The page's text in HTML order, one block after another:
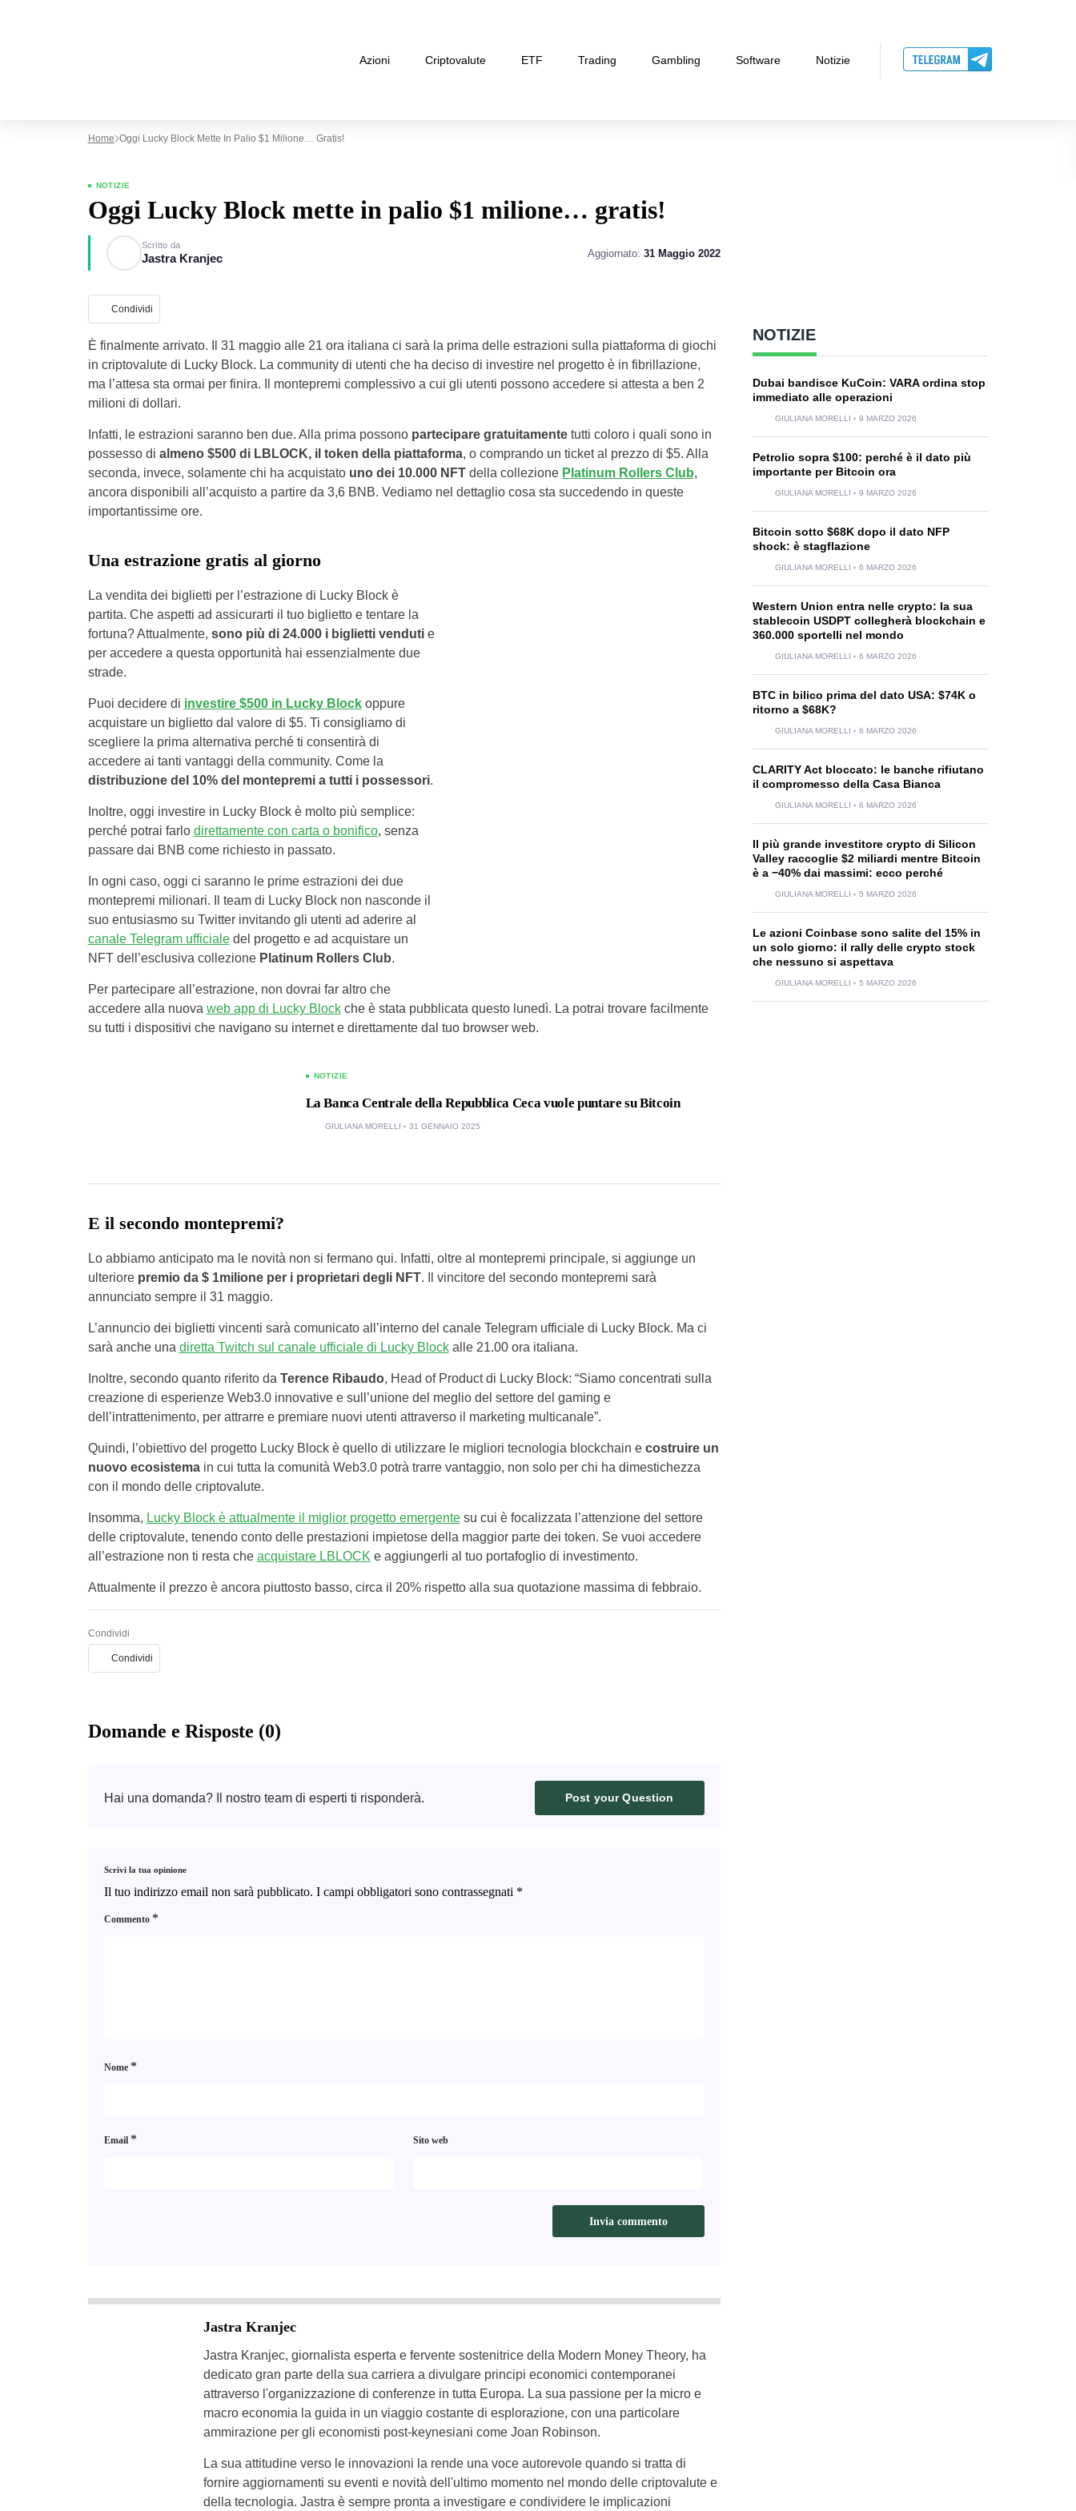
Azioni Criptovalute ETF Trading Gambling Software Notizie
Home Oggi Lucky Block Mette In Palio $1 Milione… Gratis!
NOTIZIE
Oggi Lucky Block mette in palio $1 milione… gratis!
Scritto da
Jastra Kranjec Aggiornato: 31 Maggio 2022
Condividi
È finalmente arrivato. Il 31 maggio alle 21 ora italiana ci sarà la prima delle estrazioni sulla piattaforma di giochi
in criptovalute di Lucky Block. La community di utenti che ha deciso di investire nel progetto è in fibrillazione,
ma l’attesa sta ormai per finira. Il montepremi complessivo a cui gli utenti possono accedere si attesta a ben 2
milioni di dollari.
Infatti, le estrazioni saranno ben due. Alla prima possono partecipare gratuitamentetutti coloro i quali sono in
possesso di almeno $500 di LBLOCK, il token della piattaforma, o comprando un ticket al prezzo di $5. Alla
seconda, invece, solamente chi ha acquistato uno dei 10.000 NFTdella collezione Platinum Rollers Club,
ancora disponibili all’acquisto a partire da 3,6 BNB. Vediamo nel dettaglio cosa sta succedendo in queste
importantissime ore.
Una estrazione gratis al giorno
La vendita dei biglietti per l’estrazione di Lucky Block è
partita. Che aspetti ad assicurarti il tuo biglietto e tentare la
fortuna? Attualmente, sono più di 24.000 i biglietti venduti e
per accedere a questa opportunità hai essenzialmente due
strade.
Puoi decidere di investire $500 in Lucky Blockoppure
acquistare un biglietto dal valore di $5. Ti consigliamo di
scegliere la prima alternativa perché ti consentirà di
accedere ai tanti vantaggi della community. Come la
distribuzione del 10% del montepremi a tutti i possessori.
Inoltre, oggi investire in Lucky Block è molto più semplice:
perché potrai farlo direttamente con carta o bonifico, senza
passare dai BNB come richiesto in passato.
In ogni caso, oggi ci saranno le prime estrazioni dei due
montepremi milionari. Il team di Lucky Block non nasconde il
suo entusiasmo su Twitter invitando gli utenti ad aderire al
canale Telegram ufficialedel progetto e ad acquistare un
NFT dell’esclusiva collezione Platinum Rollers Club.
Per partecipare all’estrazione, non dovrai far altro che
accedere alla nuova web app di Lucky Blockche è stata pubblicata questo lunedì. La potrai trovare facilmente
su tutti i dispositivi che navigano su internet e direttamente dal tuo browser web.
NOTIZIE
La Banca Centrale della Repubblica Ceca vuole puntare su Bitcoin
GIULIANA MORELLI 31 GENNAIO 2025
E il secondo montepremi?
Lo abbiamo anticipato ma le novità non si fermano qui. Infatti, oltre al montepremi principale, si aggiunge un
ulteriore premio da $ 1milione per i proprietari degli NFT. Il vincitore del secondo montepremi sarà
annunciato sempre il 31 maggio.
L’annuncio dei biglietti vincenti sarà comunicato all’interno del canale Telegram ufficiale di Lucky Block. Ma ci
sarà anche una diretta Twitch sul canale ufficiale di Lucky Blockalle 21.00 ora italiana.
Inoltre, secondo quanto riferito da Terence Ribaudo, Head of Product di Lucky Block: “Siamo concentrati sulla
creazione di esperienze Web3.0 innovative e sull’unione del meglio del settore del gaming e
dell’intrattenimento, per attrarre e premiare nuovi utenti attraverso il marketing multicanale”.
Quindi, l’obiettivo del progetto Lucky Block è quello di utilizzare le migliori tecnologia blockchain e costruire un
nuovo ecosistema in cui tutta la comunità Web3.0 potrà trarre vantaggio, non solo per chi ha dimestichezza
con il mondo delle criptovalute.
Insomma, Lucky Block è attualmente il miglior progetto emergentesu cui è focalizzata l’attenzione del settore
delle criptovalute, tenendo conto delle prestazioni impietose della maggior parte dei token. Se vuoi accedere
all’estrazione non ti resta che acquistare LBLOCK e aggiungerli al tuo portafoglio di investimento.
Attualmente il prezzo è ancora piuttosto basso, circa il 20% rispetto alla sua quotazione massima di febbraio.
Condividi
Condividi
Domande e Risposte (0)
Hai una domanda? Il nostro team di esperti ti risponderà. Post your Question
Scrivi la tua opinione
Il tuo indirizzo email non sarà pubblicato. I campi obbligatori sono contrassegnati *
Commento *
Nome *
Email * Sito web
Jastra Kranjec
Jastra Kranjec, giornalista esperta e fervente sostenitrice della Modern Money Theory, ha
dedicato gran parte della sua carriera a divulgare principi economici contemporanei
attraverso l'organizzazione di conferenze in tutta Europa. La sua passione per la micro e
macro economia la guida in un viaggio costante di esplorazione, con una particolare
ammirazione per gli economisti post-keynesiani come Joan Robinson.
La sua attitudine verso le innovazioni la rende una voce autorevole quando si tratta di
fornire aggiornamenti su eventi e novità dell'ultimo momento nel mondo delle criptovalute e
della tecnologia. Jastra è sempre pronta a investigare e condividere le implicazioni
NOTIZIE
Dubai bandisce KuCoin: VARA ordina stop
immediato alle operazioni
GIULIANA MORELLI 9 MARZO 2026
Petrolio sopra $100: perché è il dato più
importante per Bitcoin ora
GIULIANA MORELLI 9 MARZO 2026
Bitcoin sotto $68K dopo il dato NFP
shock: è stagflazione
GIULIANA MORELLI 6 MARZO 2026
Western Union entra nelle crypto: la sua
stablecoin USDPT collegherà blockchain e
360.000 sportelli nel mondo
GIULIANA MORELLI 6 MARZO 2026
BTC in bilico prima del dato USA: $74K o
ritorno a $68K?
GIULIANA MORELLI 6 MARZO 2026
CLARITY Act bloccato: le banche rifiutano
il compromesso della Casa Bianca
GIULIANA MORELLI 6 MARZO 2026
Il più grande investitore crypto di Silicon
Valley raccoglie $2 miliardi mentre Bitcoin
è a −40% dai massimi: ecco perché
GIULIANA MORELLI 5 MARZO 2026
Le azioni Coinbase sono salite del 15% in
un solo giorno: il rally delle crypto stock
che nessuno si aspettava
GIULIANA MORELLI 5 MARZO 2026